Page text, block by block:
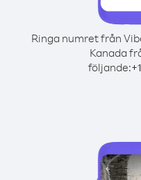
Ringa numret från
Kanada
följande:+1